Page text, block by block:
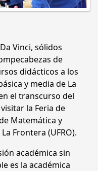
Vinci, sólidos
de
didácticos a los
y media de La
el transcurso del
la Feria de
Matemática y
Frontera (UFRO).
académica sin
es la académica